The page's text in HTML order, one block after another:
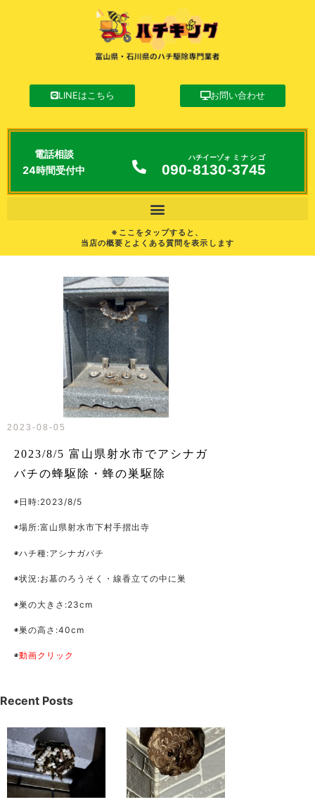
LINEはこちら お問い合わせ
電話相談
24時間受付中
090-8130
ハチイーゾォ
-3745
ミナシゴ
※ここをタップすると、
当店の概要とよくある質問を表示します
2023-08-05
2023/8/5 富山県射水市でアシナガ
バチの蜂駆除・蜂の巣駆除
◉日時:2023/8/5
◉場所:富山県射水市下村手摺出寺
◉ハチ種:アシナガバチ
◉状況:お墓のろうそく・線香立ての中に巣
◉巣の大きさ :23cm
◉巣の高さ :40cm
◉動画クリック
Recent Posts